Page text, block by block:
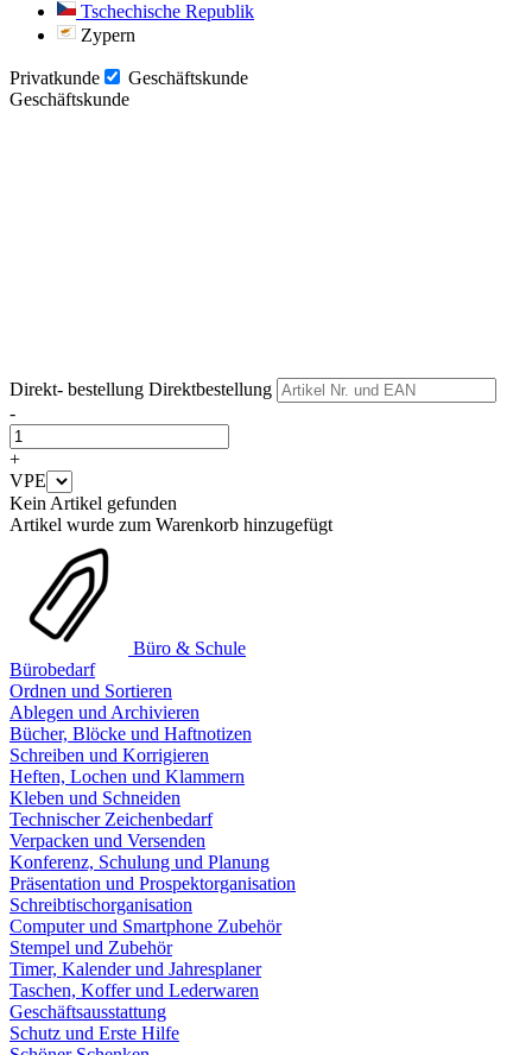
Tschechische Republik
Zypern
Privatkunde
Geschäftskunde
Geschäftskunde
Direkt- bestellung Direktbestellung
-
+
VPE
Kein Artikel gefunden
Artikel wurde zum Warenkorb hinzugefügt
Büro & Schule
Bürobedarf
Ordnen und Sortieren
Ablegen und Archivieren
Bücher, Blöcke und Haftnotizen
Schreiben und Korrigieren
Heften, Lochen und Klammern
Kleben und Schneiden
Technischer Zeichenbedarf
Verpacken und Versenden
Konferenz, Schulung und Planung
Präsentation und Prospektorganisation
Schreibtischorganisation
Computer und Smartphone Zubehör
Stempel und Zubehör
Timer, Kalender und Jahresplaner
Taschen, Koffer und Lederwaren
Geschäftsausstattung
Schutz und Erste Hilfe